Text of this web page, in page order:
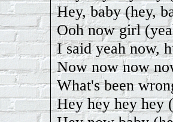
Hey, baby (hey,
Ooh now girl
I said yeah now,
Now now now
What's been
Hey hey hey hey